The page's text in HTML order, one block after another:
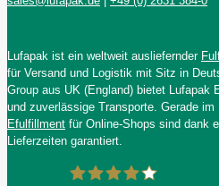
Lufapak ist ein weltweit ausliefernder
für Versand und Logistik mit Sitz in
Group aus UK (England) bietet Lufapak
und zuverlässige Transporte. Gerade im
Efulfillment für Online-Shops sind dank
Lieferzeiten garantiert.